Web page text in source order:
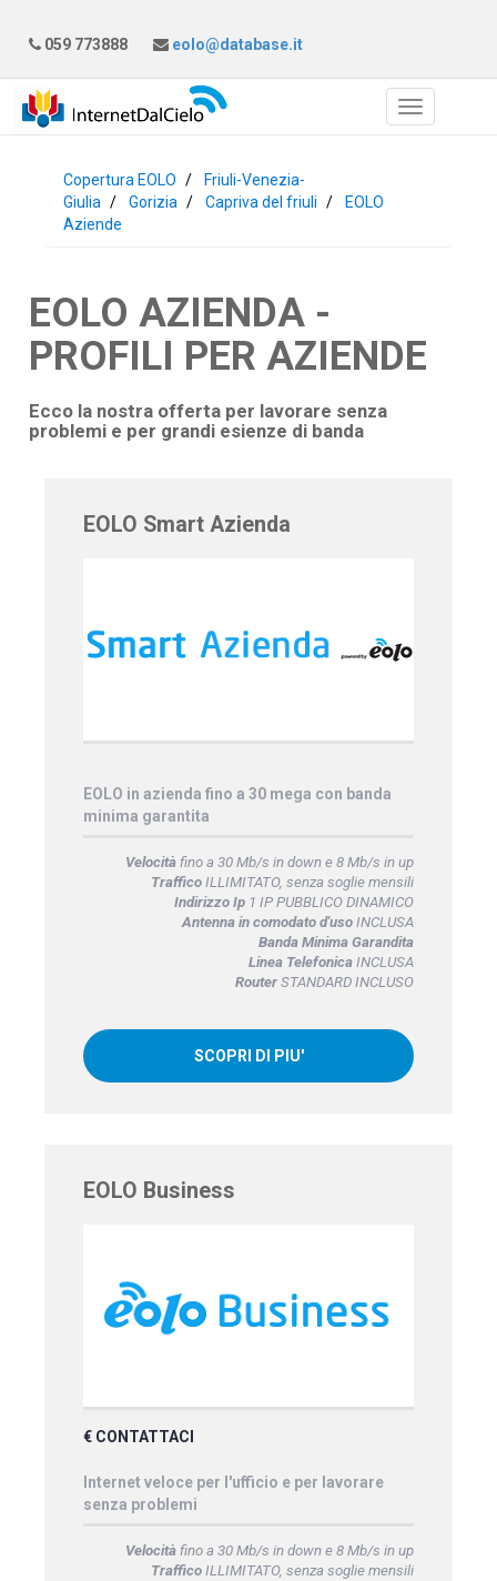
059 773888 eolo@database.it
Copertura EOLO
Friuli-Venezia-
Giulia
Gorizia Capriva del friuli
EOLO
Aziende
EOLO AZIENDA -
PROFILI PER AZIENDE
Ecco la nostra offerta per lavorare senza
problemi e per grandi esienze di banda
EOLO Smart Azienda
EOLO in azienda fino a 30 mega con banda
minima garantita
Velocitàfino a 30 Mb/s in down e 8 Mb/s in up
TrafficoILLIMITATO, senza soglie mensili
Indirizzo Ip1 IP PUBBLICO DINAMICO
Antenna in comodato d'usoINCLUSA
Banda Minima Garandita
Linea TelefonicaINCLUSA
RouterSTANDARD INCLUSO
SCOPRI DI PIU'
EOLO Business
€ CONTATTACI
Internet veloce per l'ufficio e per lavorare
senza problemi
Velocitàfino a 30 Mb/s in down e 8 Mb/s in up
TrafficoILLIMITATO, senza soglie mensili